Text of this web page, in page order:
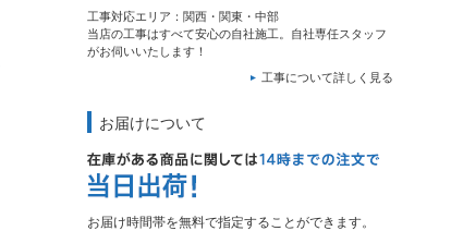
工事対応エリア：関西・関東・中部
当店の工事はすべて安心の自社施工。自社専任スタッフ
がお伺いいたします！
工事について詳しく見る
お届けについて
お届け時間帯を無料で指定することができます。